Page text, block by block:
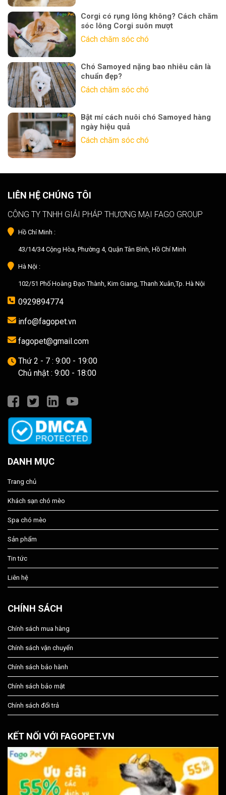
Corgi có rụng lông không? Cách chăm
sóc lông Corgi suôn mượt
Cách chăm sóc chó
Chó Samoyed nặng bao nhiêu cân là
chuẩn đẹp?
Cách chăm sóc chó
Bật mí cách nuôi chó Samoyed hàng
ngày hiệu quả
Cách chăm sóc chó
LIÊN HỆ CHÚNG TÔI
CÔNG TY TNHH GIẢI PHÁP THƯƠNG MẠI FAGO GROUP
Hồ Chí Minh :
43/14/34 Cộng Hòa, Phường 4, Quận Tân Bình, Hồ Chí Minh
Hà Nội :
102/51 Phố Hoàng Đạo Thành, Kim Giang, Thanh Xuân,Tp. Hà Nội
0929894774
info@fagopet.vn
fagopet@gmail.com
Thứ 2 - 7 : 9:00 - 19:00
Chủ nhật : 9:00 - 18:00
DANH MỤC
Trang chủ
Khách sạn chó mèo
Spa chó mèo
Sản phẩm
Tin tức
Liên hệ
CHÍNH SÁCH
Chính sách mua hàng
Chính sách vận chuyển
Chính sách bảo hành
Chính sách bảo mật
Chính sách đổi trả
KẾT NỐI VỚI FAGOPET.VN